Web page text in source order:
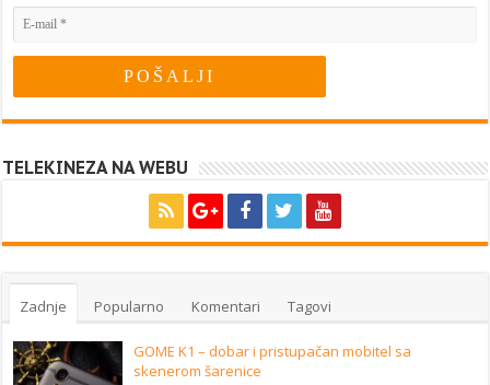
TELEKINEZA NA WEBU
Zadnje Popularno Komentari Tagovi
GOME K1 – dobar i pristupačan mobitel sa
skenerom šarenice